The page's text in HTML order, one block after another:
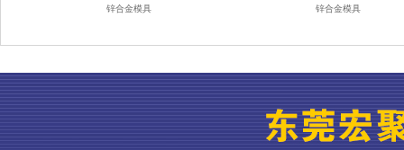
锌合金模具 锌合金模具